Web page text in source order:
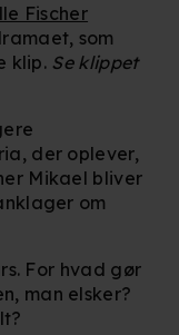
Fischer
som
klip. Se klippet
der oplever,
Mikael bliver
om
For hvad gør
man elsker?